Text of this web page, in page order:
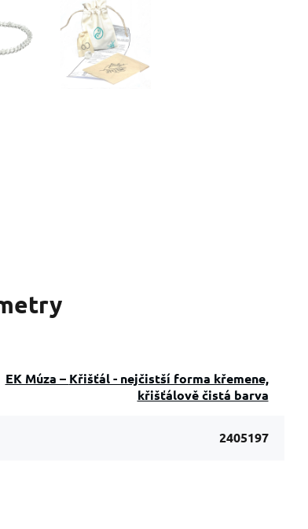
EK Múza – Křišťál - nejčistší forma křemene,
křišťálově čistá barva
2405197